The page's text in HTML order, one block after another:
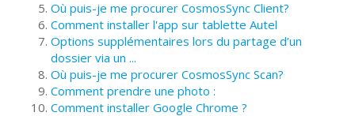
Où puis-je me procurer CosmosSync Client?
Comment installer l'app sur tablette Autel
Options supplémentaires lors du partage d’un
dossier via un ...
Où puis-je me procurer CosmosSync Scan?
Comment prendre une photo :
Comment installer Google Chrome ?